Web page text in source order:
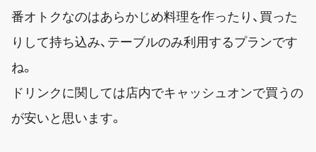
番オトクなのはあらかじめ料理を作ったり、買った
りして持ち込み、テーブルのみ利用するプランです
ね。
ドリンクに関しては店内でキャッシュオンで買うの
が安いと思います。